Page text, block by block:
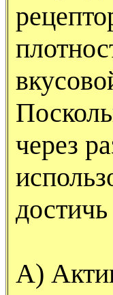
через
А)